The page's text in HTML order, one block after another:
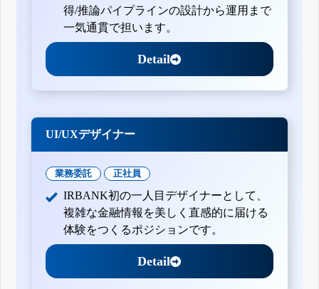
得/推論パイプラインの設計から運用まで
一気通貫で担います。
Detail
UI/UXデザイナー
業務委託 正社員
IRBANK初の一人目デザイナーとして、
複雑な金融情報を美しく直感的に届ける
体験をつくるポジションです。
Detail